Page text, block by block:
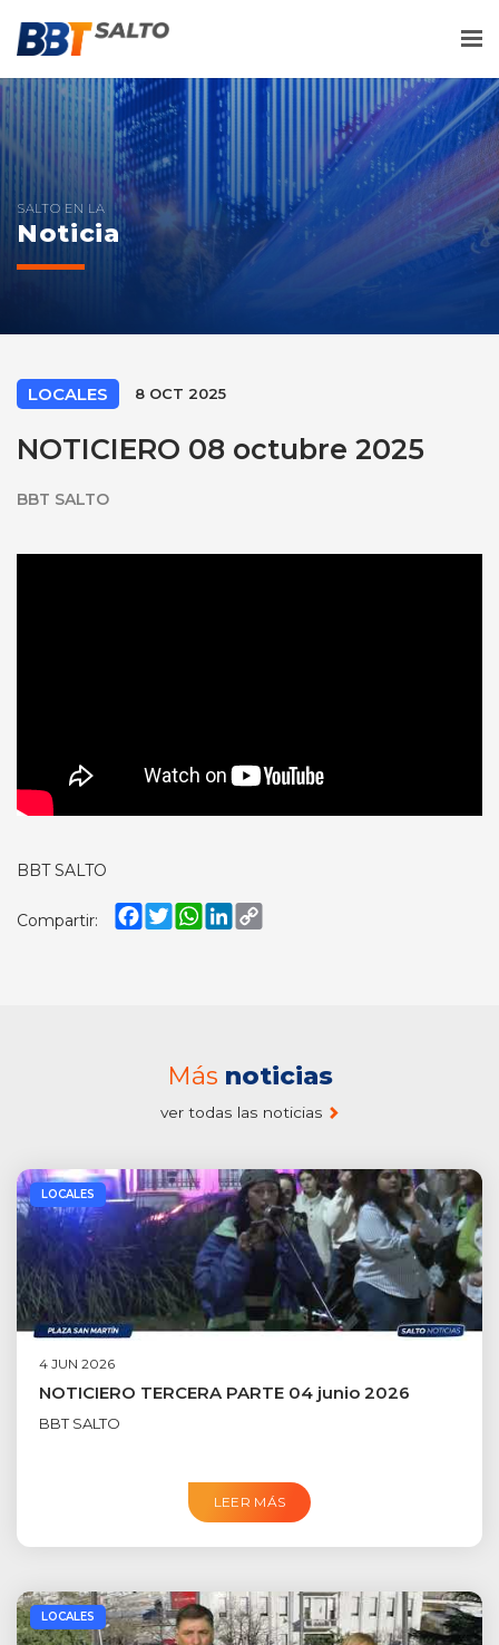
SALTO EN LA
Noticia
LOCALES 8 OCT 2025
NOTICIERO 08 octubre 2025
BBT SALTO
BBT SALTO
Compartir:
Facebook
TwitterWhatsApp
LinkedInCopy
Más noticias
ver todas las noticias
LOCALES
4 JUN 2026
NOTICIERO TERCERA PARTE 04 junio 2026
BBT SALTO
LEER MÁS
LOCALES